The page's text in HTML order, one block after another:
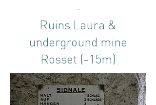
-
Ruins Laura &
underground mine
Rosset (-15m)